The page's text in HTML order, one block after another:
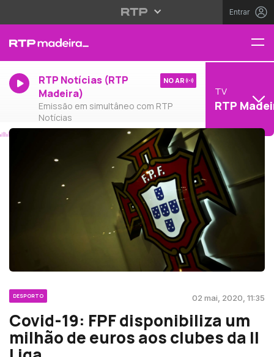
Entrar
RTP Notícias (RTP
Madeira)
Emissão em simultâneo com RTP
Notícias
NO AR
TV
RTP
DESPORTO 02 mai, 2020, 11:35
Covid-19: FPF disponibiliza um
milhão de euros aos clubes da II